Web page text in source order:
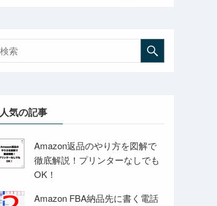
人気の記事
Amazon返品のやり方を図解で
徹底解説！プリンターなしでも
OK！
Amazon FBA納品先に書く電話